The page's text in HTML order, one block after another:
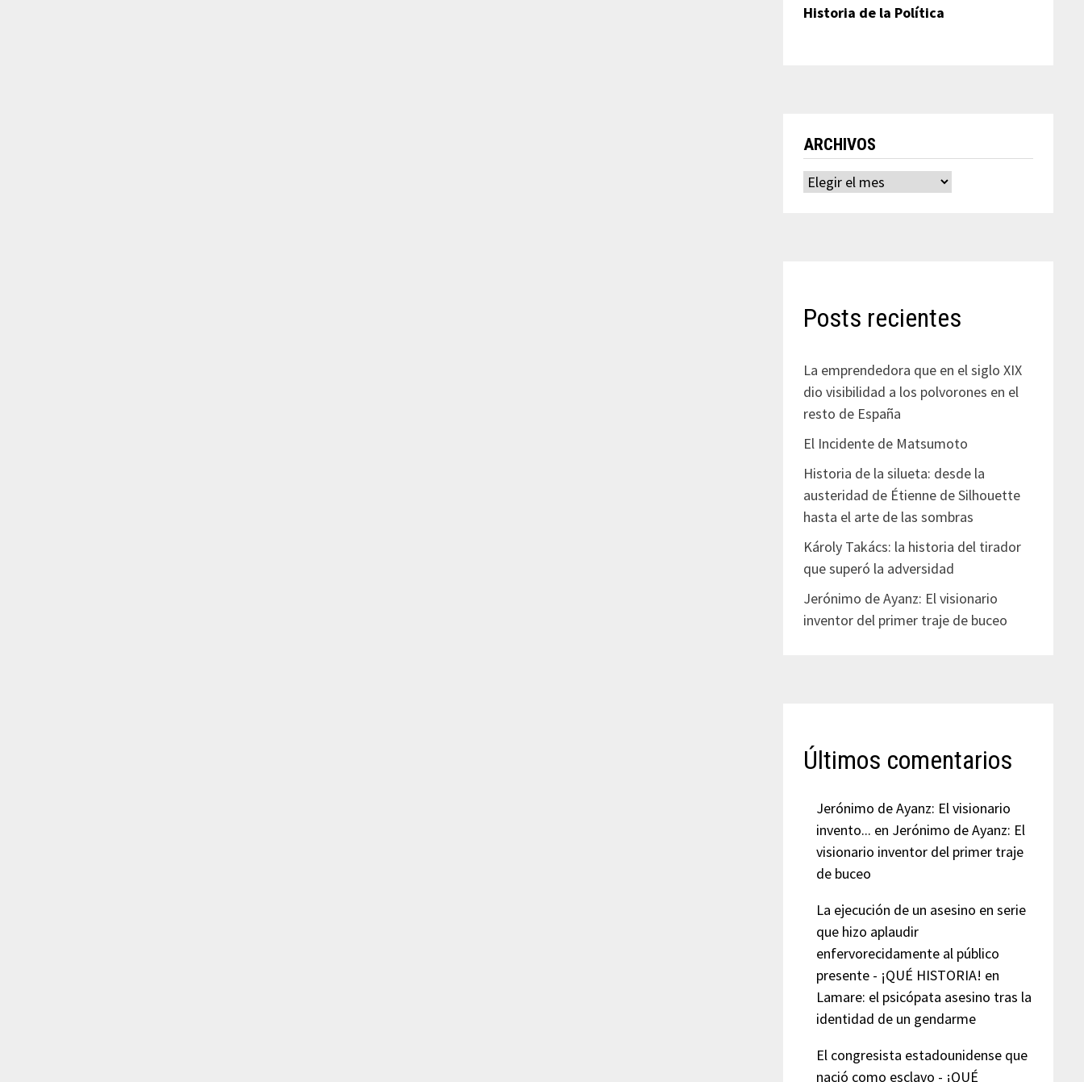
Historia de la Política
ARCHIVOS
Archivos
Posts recientes
La emprendedora que en el siglo XIX
dio visibilidad a los polvorones en el
resto de España
El Incidente de Matsumoto
Historia de la silueta: desde la
austeridad de Étienne de Silhouette
hasta el arte de las sombras
Károly Takács: la historia del tirador
que superó la adversidad
Jerónimo de Ayanz: El visionario
inventor del primer traje de buceo
Últimos comentarios
Jerónimo de Ayanz: El visionario
invento... en Jerónimo de Ayanz: El
visionario inventor del primer traje
de buceo
La ejecución de un asesino en serie
que hizo aplaudir
enfervorecidamente al público
presente - ¡QUÉ HISTORIA! en
Lamare: el psicópata asesino tras la
identidad de un gendarme
El congresista estadounidense que
nació como esclavo - ¡QUÉ